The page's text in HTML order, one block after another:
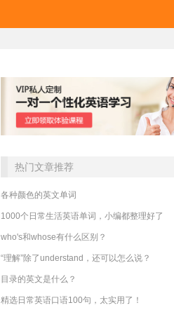
热门文章推荐
各种颜色的英文单词
1000个日常生活英语单词，小编都整理好了
who's和whose有什么区别？
“理解”除了understand，还可以怎么说？
目录的英文是什么？
精选日常英语口语100句，太实用了！